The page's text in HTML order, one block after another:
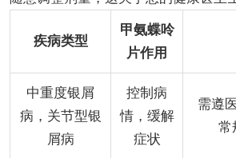
疾病类型
甲氨蝶呤
片作用
中重度银屑
病，关节型银
屑病
控制病
情，缓解
症状
需遵
常